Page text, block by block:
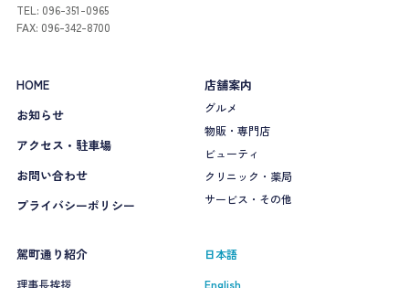
TEL: 096-351-0965
FAX: 096-342-8700
HOME
お知らせ
アクセス・駐車場
お問い合わせ
プライバシーポリシー
店舗案内
グルメ
物販・専門店
ビューティ
クリニック・薬局
サービス・その他
駕町通り紹介
理事長挨拶
日本語
English